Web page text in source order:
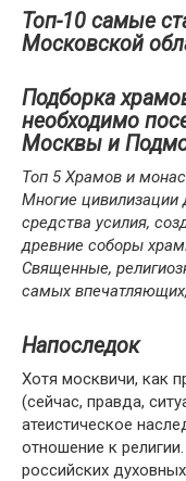
Топ-10 самые
Московской
Подборка
необходимо
Москвы и
Топ 5 Храмов и
Многие цивилизации
средства усилия,
древние соборы
Священные,
самых
Напоследок
Хотя москвичи, как
(сейчас, правда,
атеистическое
отношение к
российских